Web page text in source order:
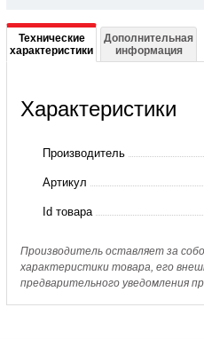
Подробная
информация
4412/17A
CASTEL,
2.1/8"/54
мм
Технические
характеристики
Дополнительная
информация
Характеристики
Производитель
Артикул
Id товара
Производитель оставляет за
характеристики товара, его
предварительного уведомления